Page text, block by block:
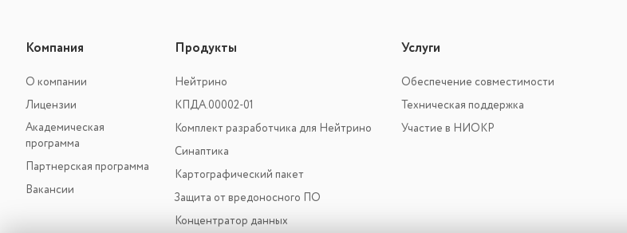
Компания
О компании
Лицензии
Академическая
программа
Партнерская программа
Вакансии
Продукты
Нейтрино
КПДА.00002-01
Комплект разработчика для Нейтрино
Синаптика
Картографический пакет
Защита от вредоносного ПО
Концентратор данных
Услуги
Обеспечение совместимости
Техническая поддержка
Участие в НИОКР